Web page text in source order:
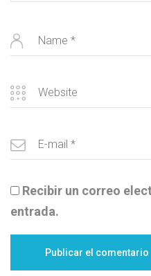
Recibir un correo
entrada.